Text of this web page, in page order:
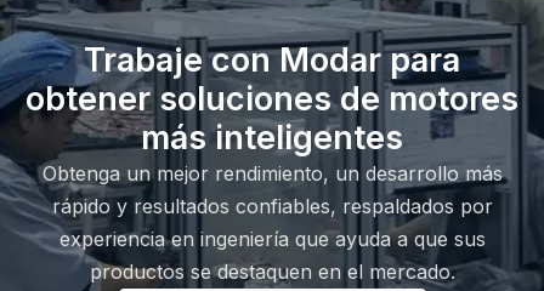
Trabaje con Modar para
obtener soluciones de motores
más inteligentes
Obtenga un mejor rendimiento, un desarrollo más
rápido y resultados confiables, respaldados por
experiencia en ingeniería que ayuda a que sus
productos se destaquen en el mercado.